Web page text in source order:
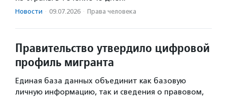
Новости · 09.07.2026 · Права человека
Правительство утвердило цифровой
профиль мигранта
Единая база данных объединит как базовую
личную информацию, так и сведения о правовом,